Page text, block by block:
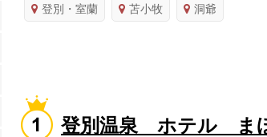
登別・室蘭 苫小牧 洞爺
登別温泉 ホテル ま